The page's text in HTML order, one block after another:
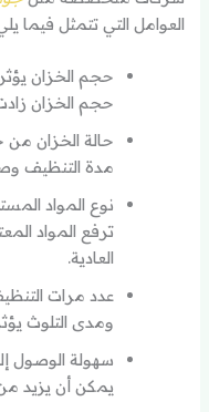
العوامل التي تتمثل فيما
حجم الخزان
حجم الخزان
حالة الخزان من
مدة التنظيف
نوع المواد
ترفع المواد
العادية.
عدد مرات
ومدى التلوث
سهولة الوصول
يمكن أن يزيد من